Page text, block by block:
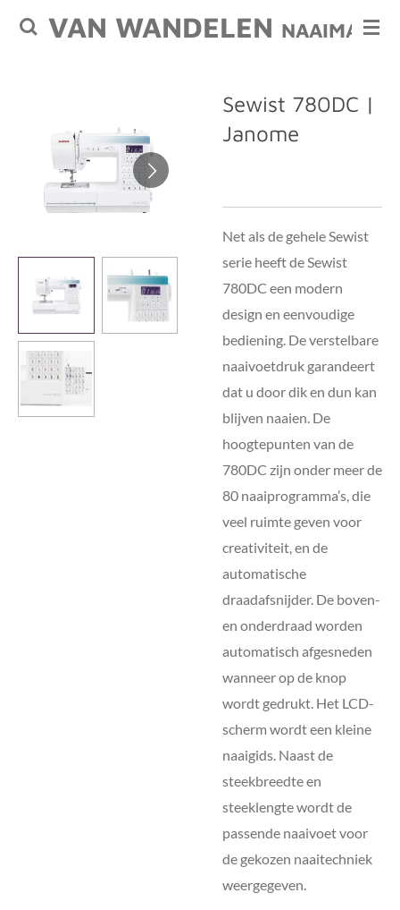
Ga
VAN WANDELEN
Sewist 780DC |
Janome
Net als de gehele Sewist
serie heeft de Sewist
780DC een modern
design en eenvoudige
bediening. De verstelbare
naaivoetdruk garandeert
dat u door dik en dun kan
blijven naaien. De
hoogtepunten van de
780DC zijn onder meer de
80 naaiprogramma’s, die
veel ruimte geven voor
creativiteit, en de
automatische
draadafsnijder. De boven-
en onderdraad worden
automatisch afgesneden
wanneer op de knop
wordt gedrukt. Het LCD-
scherm wordt een kleine
naaigids. Naast de
steekbreedte en
steeklengte wordt de
passende naaivoet voor
de gekozen naaitechniek
weergegeven.